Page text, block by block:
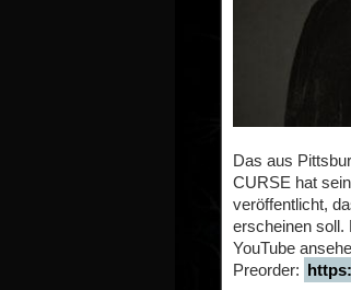
Das aus
CURSE hat
veröffentlicht,
erscheinen soll.
YouTube
Preorder: